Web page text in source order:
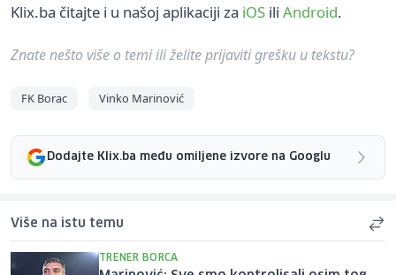
Klix.ba čitajte i u našoj aplikaciji za iOS ili Android.
Znate nešto više o temi ili želite prijaviti grešku u tekstu?
FK Borac Vinko Marinović
Dodajte Klix.ba među omiljene izvore na Googlu
Više na istu temu
TRENER BORCA